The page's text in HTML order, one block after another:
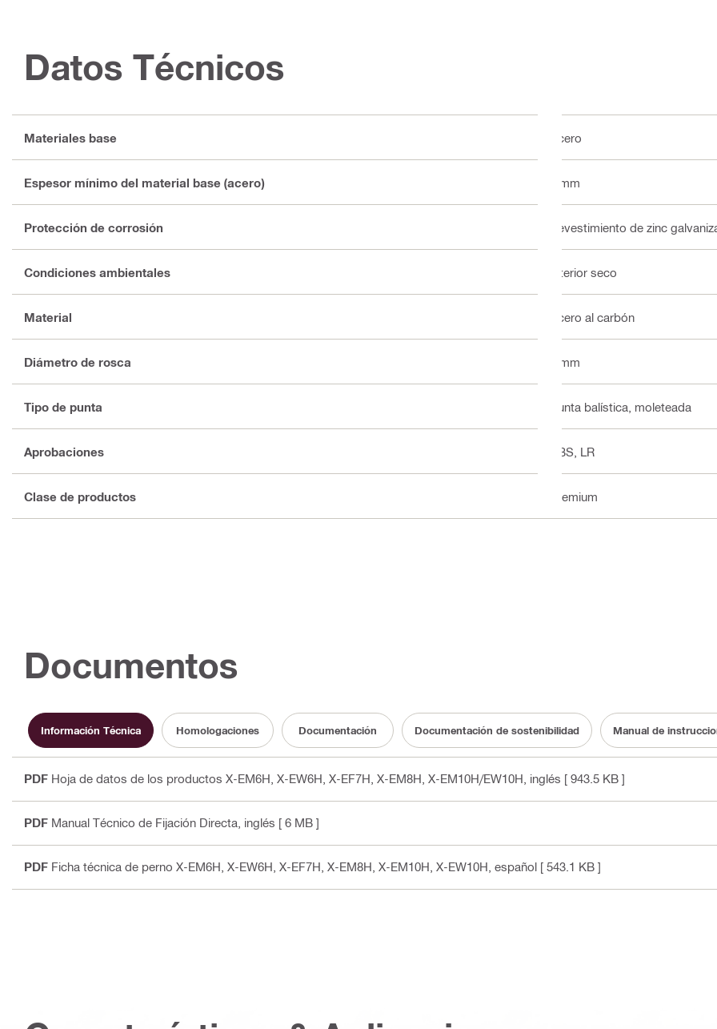
Datos Técnicos
Materiales base Acero
Espesor mínimo del material base (acero) 6 mm
Protección de corrosión Revestimiento de zinc
Condiciones ambientales Interior seco
Material Acero al carbón
Diámetro de rosca 8 mm
Tipo de punta Punta balística, moleteada
Aprobaciones ABS, LR
Clase de productos Premium
Documentos
Información Técnica Homologaciones Documentación Documentación de sostenibilidad Manual de
PDF Hoja de datos de los productos X-EM6H, X-EW6H, X-EF7H, X-EM8H, X-EM10H/EW10H , inglés [ 943.5 KB ]
PDF Manual Técnico de Fijación Directa , inglés [ 6 MB ]
PDF Ficha técnica de perno X-EM6H, X-EW6H, X-EF7H, X-EM8H, X-EM10H, X-EW10H , español [ 543.1 KB ]